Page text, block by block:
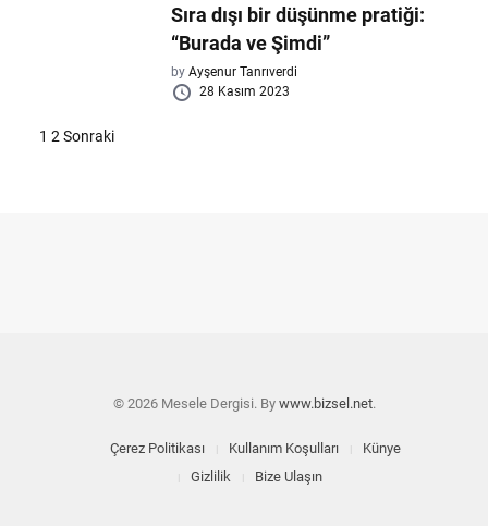
Sıra dışı bir düşünme pratiği:
“Burada ve Şimdi”
byAyşenur Tanrıverdi
28 Kasım 2023
Yazı
1 2 Sonraki
© 2026 Mesele Dergisi. By www.bizsel.net.
Çerez Politikası Kullanım Koşulları
Künye
Gizlilik
Bize Ulaşın